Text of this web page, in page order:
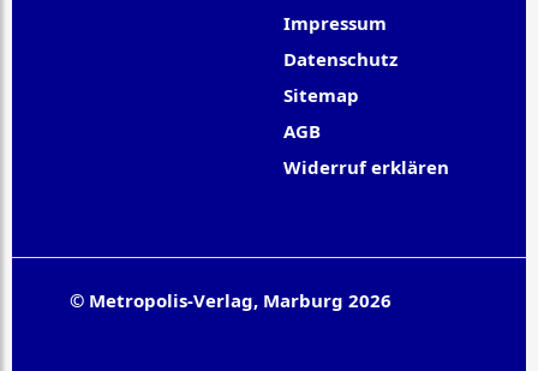
Impressum
Datenschutz
Sitemap
AGB
Widerruf erklären
© Metropolis-Verlag, Marburg 2026